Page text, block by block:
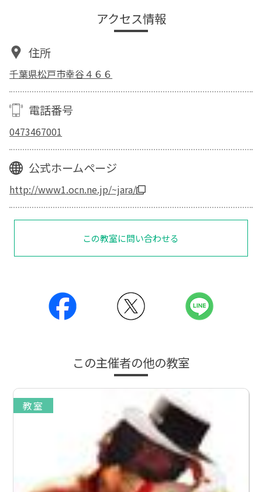
アクセス情報
住所
千葉県松戸市幸谷４６６
電話番号
0473467001
公式ホームページ
http://www1.ocn.ne.jp/~jara/
この教室に問い合わせる
この主催者の他の教室
教室